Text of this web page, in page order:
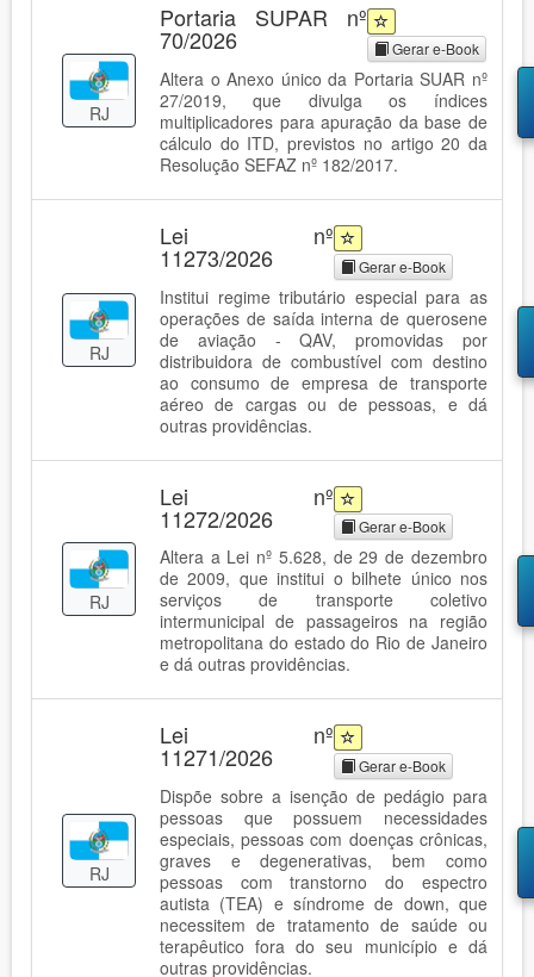
RJ
Portaria SUPAR nº
70/2026 Gerar e-Book
Altera o Anexo único da Portaria SUAR nº
27/2019, que divulga os índices
multiplicadores para apuração da base de
cálculo do ITD, previstos no artigo 20 da
Resolução SEFAZ nº 182/2017.
RJ
Lei nº
11273/2026 Gerar e-Book
Institui regime tributário especial para as
operações de saída interna de querosene
de aviação - QAV, promovidas por
distribuidora de combustível com destino
ao consumo de empresa de transporte
aéreo de cargas ou de pessoas, e dá
outras providências.
RJ
Lei nº
11272/2026 Gerar e-Book
Altera a Lei nº 5.628, de 29 de dezembro
de 2009, que institui o bilhete único nos
serviços de transporte coletivo
intermunicipal de passageiros na região
metropolitana do estado do Rio de Janeiro
e dá outras providências.
RJ
Lei nº
11271/2026 Gerar e-Book
Dispõe sobre a isenção de pedágio para
pessoas que possuem necessidades
especiais, pessoas com doenças crônicas,
graves e degenerativas, bem como
pessoas com transtorno do espectro
autista (TEA) e síndrome de down, que
necessitem de tratamento de saúde ou
terapêutico fora do seu município e dá
outras providências.